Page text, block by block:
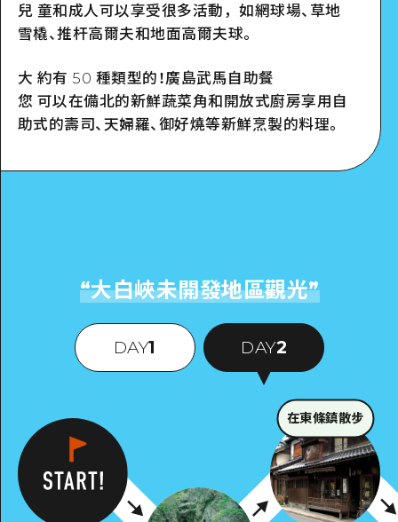
兒 童和成人可以享受很多活動，如網球場、草地
雪橇、推杆高爾夫和地面高爾夫球。
大 約有 50 種類型的！廣島武馬自助餐
您 可以在備北的新鮮蔬菜角和開放式廚房享用自
助式的壽司、天婦羅、御好燒等新鮮烹製的料理。
“大白峽未開發地區觀光”
DAY1 DAY2
在東條鎮散步